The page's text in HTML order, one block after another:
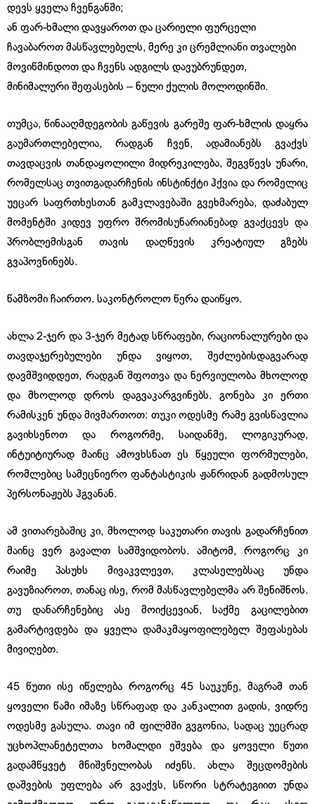
დევს ყველა ჩვენგანში;
ან ფარ-ხმალი დავყაროთ და ცარიელი ფურცელი
ჩავაბაროთ მასწავლებელს, მერე კი ცრემლიანი თვალები
მოვიწმინდოთ და ჩვენს ადგილს დავუბრუნდეთ,
მინიმალური შეფასების – ნული ქულის მოლოდინში.
თუმცა, წინააღმდეგობის გაწევის გარეშე ფარ-ხმლის დაყრა
გაუმართლებელია, რადგან ჩვენ, ადამიანებს გვაქვს
თავდაცვის თანდაყოლილი მიდრეკილება, შეგვწევს უნარი,
რომელსაც თვითგადარჩენის ინსტინქტი ჰქვია და რომელიც
უეცარ საფრთხესთან გამკლავებაში გვეხმარება, დაძაბულ
მომენტში კიდევ უფრო შრომისუნარიანებად გვაქცევს და
პრობლემისგან თავის დაღწევის კრეატიულ გზებს
გვაპოვნინებს.
წამზომი ჩაირთო. საკონტროლო წერა დაიწყო.
ახლა 2-ჯერ და 3-ჯერ მეტად სწრაფები, რაციონალურები და
თავდაჯერებულები უნდა ვიყოთ, შეძლებისდაგვარად
დავმშვიდდეთ, რადგან შფოთვა და ნერვიულობა მხოლოდ
და მხოლოდ დროს დაგვაკარგვინებს. გონება კი ერთი
რამისკენ უნდა მივმართოთ: თუკი ოდესმე რამე გვისწავლია
გავიხსენოთ და როგორმე, საიდანმე, ლოგიკურად,
ინტუიტიურად მაინც ამოვხსნათ ეს წყეული ფორმულები,
რომლებიც სამეცნიერო ფანტასტიკის ჟანრიდან გადმოსულ
პერსონაჟებს ჰგვანან.
ამ ვითარებაშიც კი, მხოლოდ საკუთარი თავის გადარჩენით
მაინც ვერ გავალთ სამშვიდობოს. ამიტომ, როგორც კი
რაიმე პასუხს მივაკვლევთ, კლასელებსაც უნდა
გავუზიაროთ, თანაც ისე, რომ მასწავლებელმა არ შენიშნოს.
თუ დანარჩენებიც ასე მოიქცევიან, საქმე გაცილებით
გამარტივდება და ყველა დამაკმაყოფილებელ შეფასებას
მივიღებთ.
45 წუთი ისე იწელება როგორც 45 საუკუნე, მაგრამ თან
ყოველი წამი იმაზე სწრაფად და კანკალით გადის, ვიდრე
ოდესმე გასულა. თავი იმ ფილმში გვგონია, სადაც უეცრად
უცხოპლანეტელთა ხომალდი ეშვება და ყოველი წუთი
გადამწყვეტ მნიშვნელობას იძენს. ახლა შეცდომების
დაშვების უფლება არ გვაქვს, სწორი სტრატეგიით უნდა